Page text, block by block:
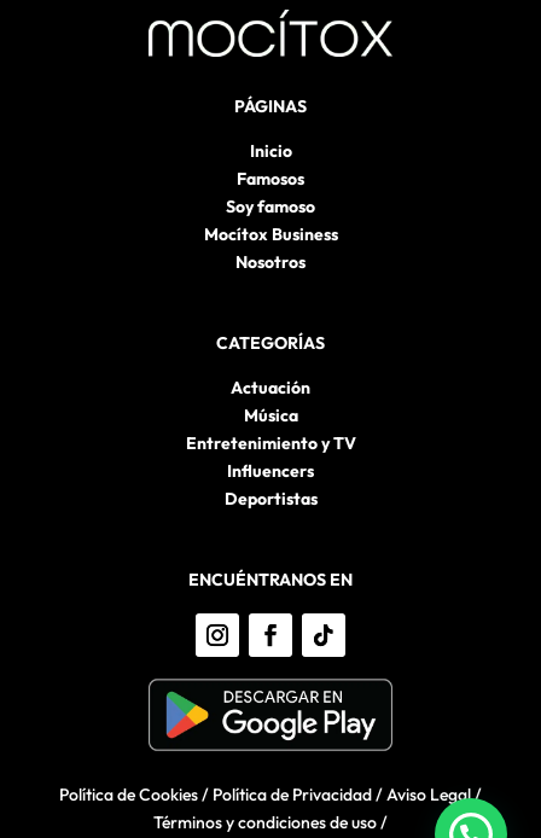
PÁGINAS
Inicio
Famosos
Soy famoso
Mocítox Business
Nosotros
CATEGORÍAS
Actuación
Música
Entretenimiento y TV
Influencers
Deportistas
ENCUÉNTRANOS EN
Política de Cookies/ Política de Privacidad/Aviso Legal/
Términos y condiciones de uso/